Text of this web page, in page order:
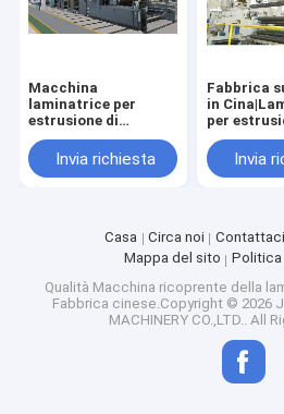
Macchina
laminatrice per
estrusione di
bicchieri e ciotole di
carta di alto valore
Invia richiesta
Fabbrica
in
per
Invia
Casa Circa noi Contattaci
Mappa del sito
Politica
Qualità Macchina ricoprente della
Fabbrica cinese.Copyright © 2026
MACHINERY CO.,LTD.. All